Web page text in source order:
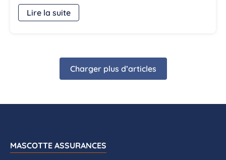
Lire la suite
Charger plus d’articles
MASCOTTE ASSURANCES